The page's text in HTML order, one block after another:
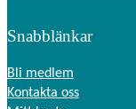
Snabblänkar
Bli medlem
Kontakta oss